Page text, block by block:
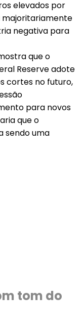
elevados por
majoritariamente
negativa para
que o
Reserve adote
cortes no futuro,
para novos
que o
sendo uma
tom do